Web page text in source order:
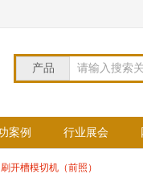
产品 请输入搜索
案例 行业展会
开槽模切机（前照）